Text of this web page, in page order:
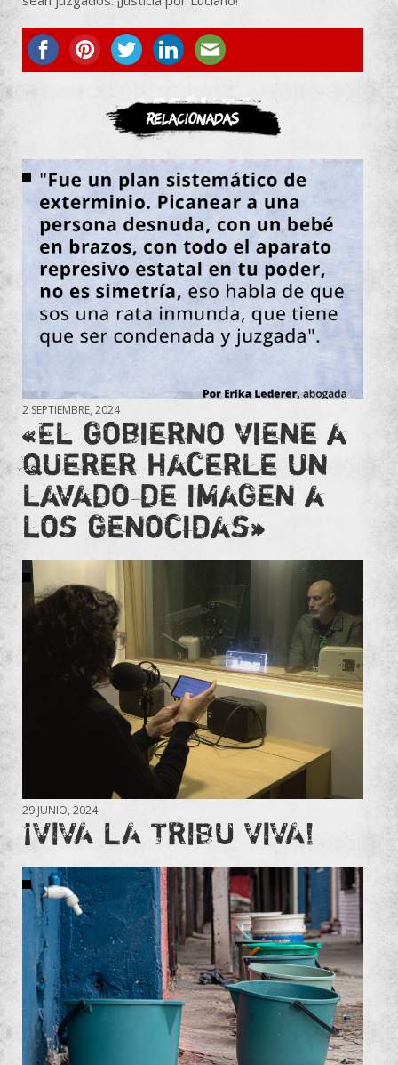
ASOCIATE
Relacionadas
2 SEPTIEMBRE, 2024
«El gobierno viene a
querer hacerle un
lavado de imagen a
los genocidas»
29 JUNIO, 2024
¡VIVA LA TRIBU VIVA!